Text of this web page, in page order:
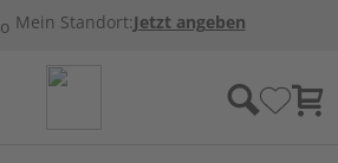
Mein Standort:Jetzt angeben